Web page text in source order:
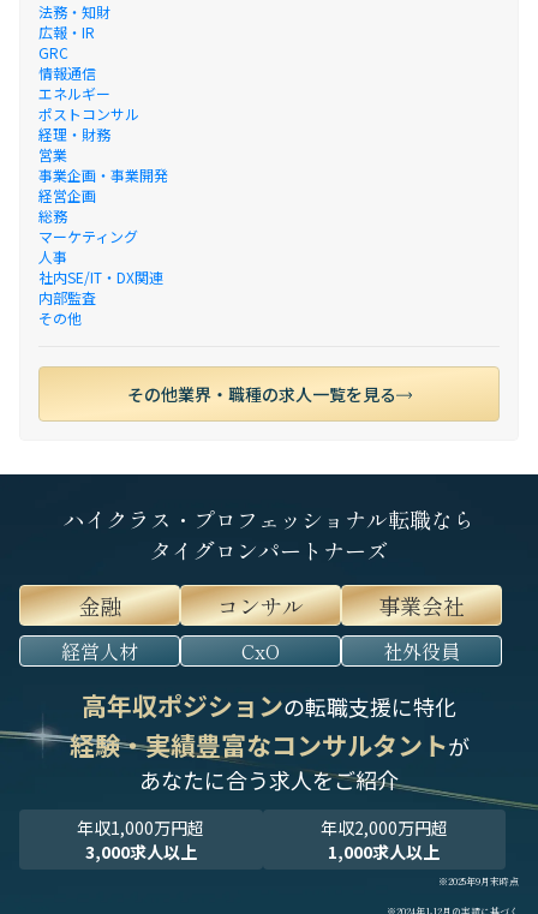
法務・知財
広報・IR
GRC
情報通信
エネルギー
ポストコンサル
経理・財務
営業
事業企画・事業開発
経営企画
総務
マーケティング
人事
社内SE/IT・DX関連
内部監査
その他
その他業界・職種の求人一覧を見る
ハイクラス・プロフェッショナル転職なら
タイグロンパートナーズ
金融
コンサル 事業会社
経営人材 CxO 社外役員
高年収ポジションの転職支援に特化
経験・実績豊富なコンサルタントが
あなたに合う求人をご紹介
年収1,000万円超
3,000求人以上
年収2,000万円超
1,000求人以上
※2025年9月末時点
※2024年1-12月の実績に基づく